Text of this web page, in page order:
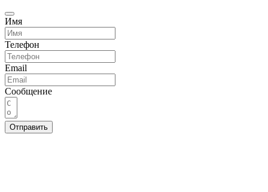
Имя
Телефон
Email
Сообщение
Отправить